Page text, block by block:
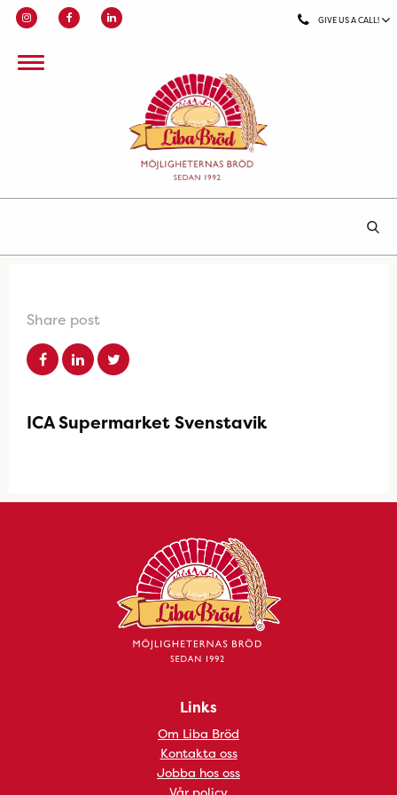
GIVE US A CALL!
Share post
ICA Supermarket Svenstavik
Links
Om Liba Bröd
Kontakta oss
Jobba hos oss